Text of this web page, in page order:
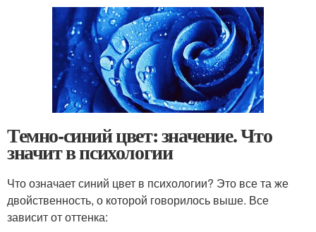
Темно-синий цвет: значение. Что
значит в психологии
Что означает синий цвет в психологии? Это все та же
двойственность, о которой говорилось выше. Все
зависит от оттенка: